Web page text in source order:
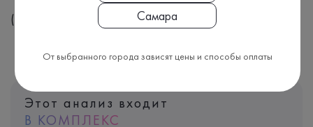
(A09.05.020)
Этот анализ входит
В КОМПЛЕКС
Самара
От выбранного города зависят цены и способы оплаты